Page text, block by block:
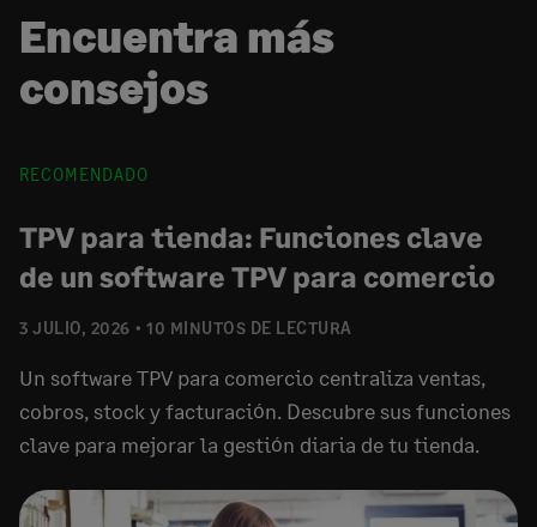
Encuentra más
consejos
RECOMENDADO
3 JULIO, 2026 10 MINUTOS DE LECTURA
TPV para tienda: Funciones clave
de un software TPV para comercio
Un software TPV para comercio centraliza ventas,
cobros, stock y facturación. Descubre sus funciones
clave para mejorar la gestión diaria de tu tienda.